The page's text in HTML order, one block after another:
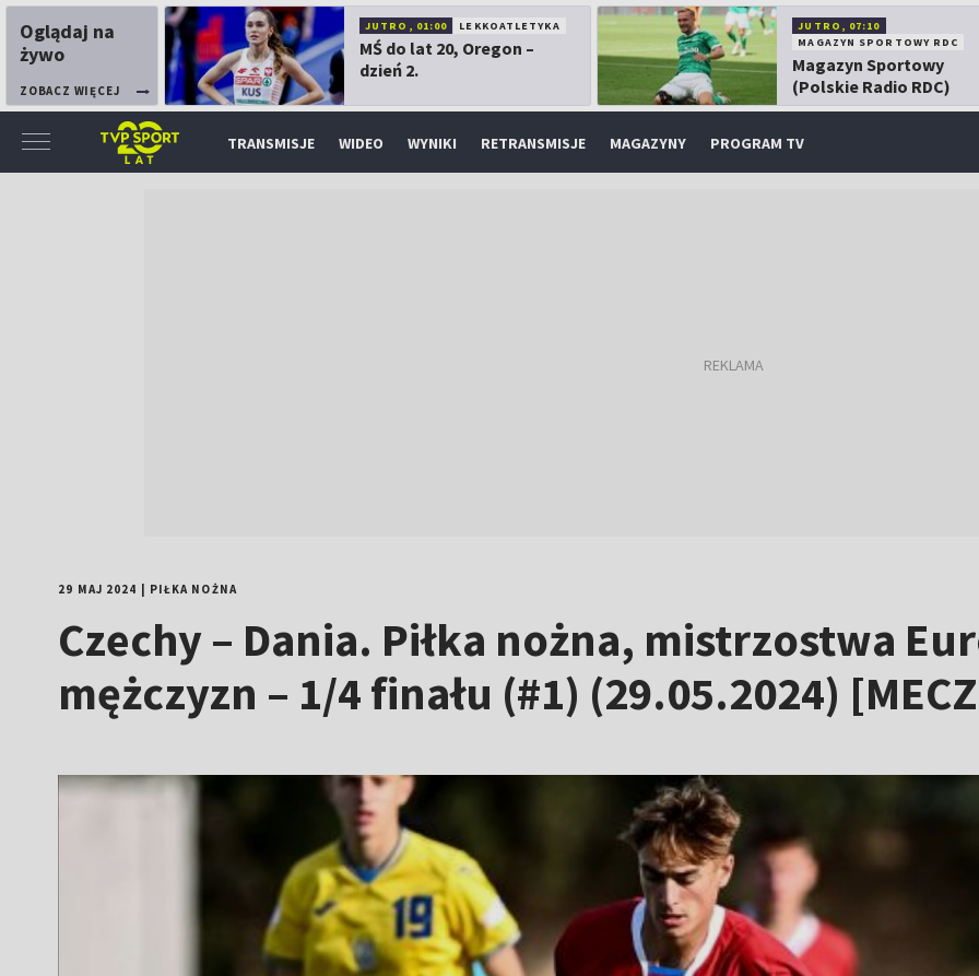
Oglądaj na
żywo
ZOBACZ WIĘCEJ
JUTRO, 01:00 LEKKOATLETYKA
MŚ do lat 20, Oregon –
dzień 2.
JUTRO, 07:10
MAGAZYN SPORTOWY RDC
Magazyn Sportowy
(Polskie Radio RDC)
TRANSMISJE WIDEO WYNIKI RETRANSMISJE MAGAZYNY PROGRAM TV
29 MAJ 2024 PIŁKA NOŻNA
Czechy – Dania. Piłka nożna, mistrzostwa
mężczyzn – 1/4 finału (#1) (29.05.2024)